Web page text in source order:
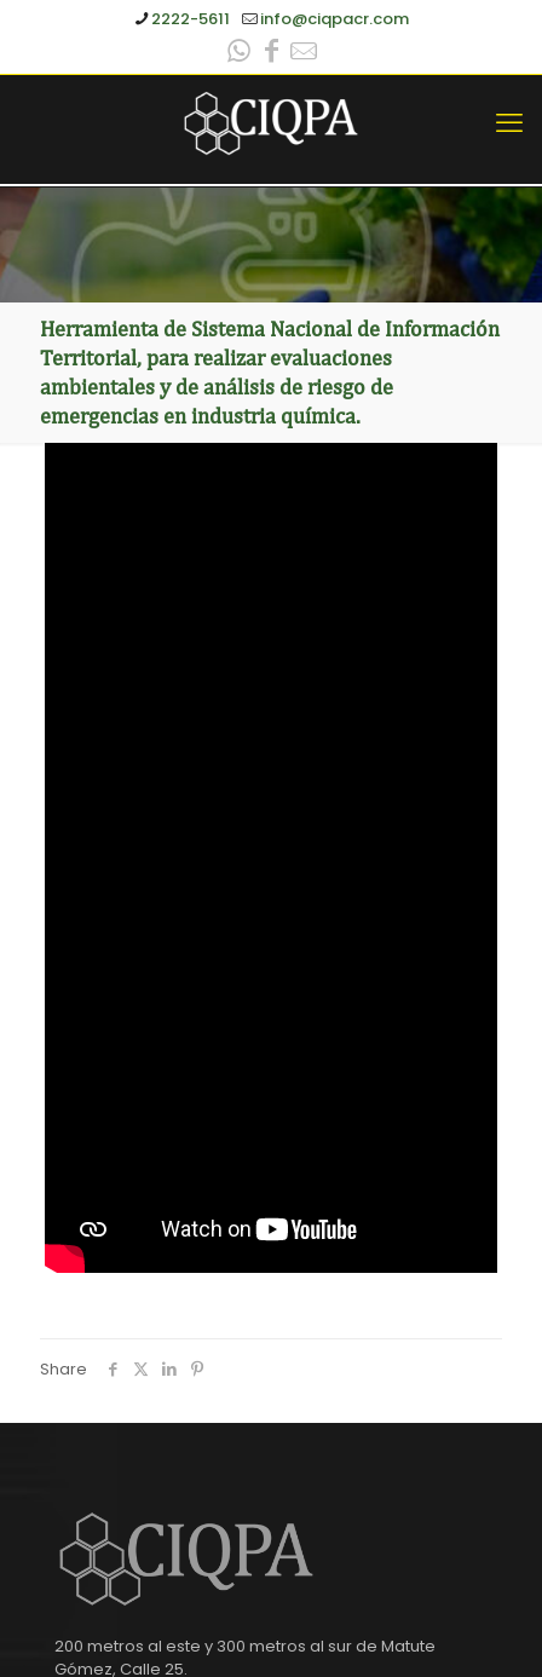
2222-5611 info@ciqpacr.com
Herramienta de Sistema Nacional de Información
Territorial, para realizar evaluaciones
ambientales y de análisis de riesgo de
emergencias en industria química.
Share
200 metros al este y 300 metros al sur de Matute
Gómez, Calle 25.